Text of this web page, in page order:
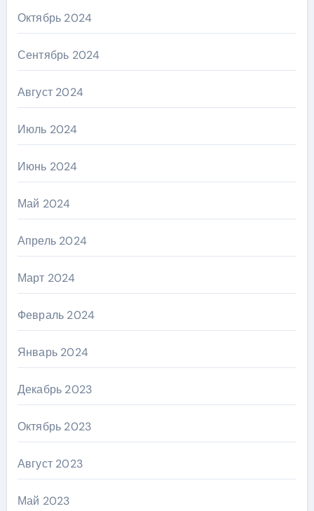
Октябрь 2024
Сентябрь 2024
Август 2024
Июль 2024
Июнь 2024
Май 2024
Апрель 2024
Март 2024
Февраль 2024
Январь 2024
Декабрь 2023
Октябрь 2023
Август 2023
Май 2023